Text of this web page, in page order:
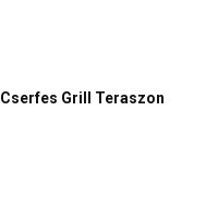
Grill Teraszon